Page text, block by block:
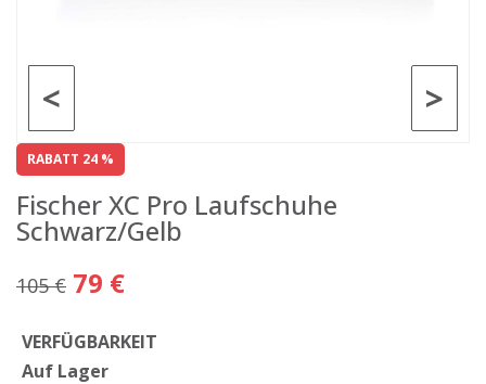
>
<
RABATT 24 %
Fischer XC Pro Laufschuhe
Schwarz/Gelb
105 € 79 €
VERFÜGBARKEIT
Auf Lager